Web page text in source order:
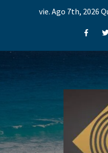
vie. Ago 7th, 2026